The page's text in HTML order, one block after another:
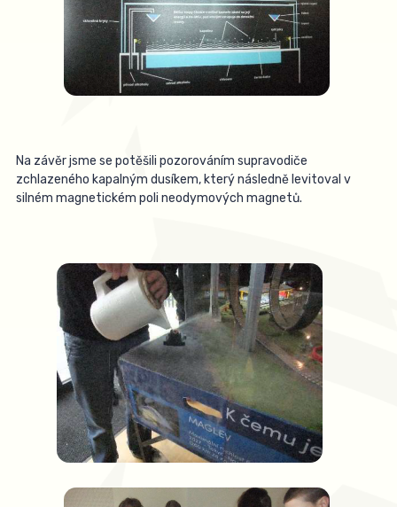
Na závěr jsme se potěšili pozorováním supravodiče
zchlazeného kapalným dusíkem, který následně levitoval v
silném magnetickém poli neodymových magnetů.